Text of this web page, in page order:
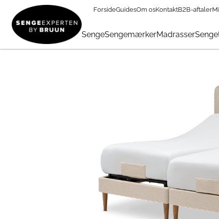
ForsideGuidesOm osKontaktB2B-aftaler
SengeSengemærkerMadrasser
Sengemærker → TEMPUR → Tempur Move og Stay →